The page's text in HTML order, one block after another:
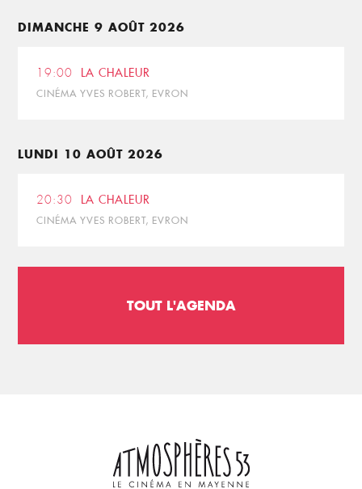
DIMANCHE 9 AOÛT 2026
19:00 LA CHALEUR
CINÉMA YVES ROBERT, EVRON
LUNDI 10 AOÛT 2026
20:30 LA CHALEUR
CINÉMA YVES ROBERT, EVRON
TOUT L'AGENDA